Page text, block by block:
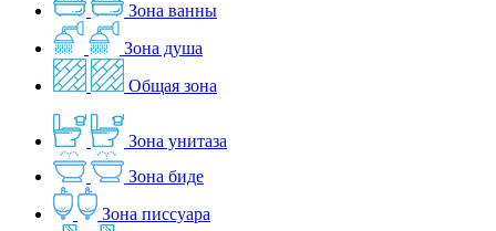
Зона ванны
Зона душа
Общая зона
Зона унитаза
Зона биде
Зона писсуара